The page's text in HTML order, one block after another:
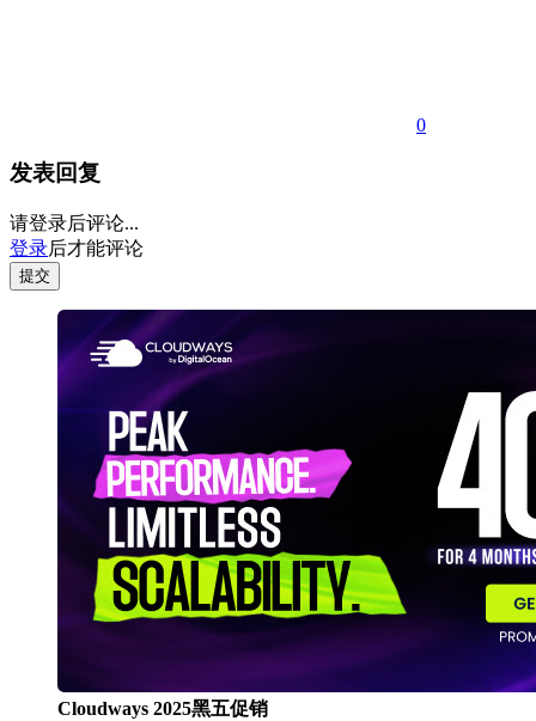
0
发表回复
请登录后评论...
登录后才能评论
提交
Cloudways 2025黑五促销